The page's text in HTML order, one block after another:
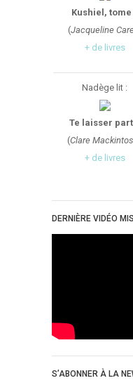
Kushiel, tome
(Jacqueline
+ de livres
Nadège lit :
Te laisser
(Clare
+ de livres
DERNIÈRE VIDÉO
S’ABONNER À LA